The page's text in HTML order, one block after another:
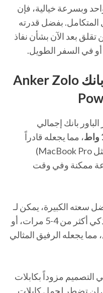
وبسرعة خيالية، فإن
المتكامل. بفضل قدرته
تقلق بعد الآن بشأن نفاذ
أو في السفر الطويل.
مميزات انكر زولو باوربانك Anker Zolo
الباور بانك إجمالي
، مما يجعله قادراً
على شحن أجهزة اللابتوب (مثل MacBook Pro)
ممكنة وفي وقت
سعته الكبيرة، يمكن لـ
شحن هاتفك الذكي أكثر من 4-5 مرات، أو
يجعله الرفيق المثالي
التصميم مزوداً بكابلات
لن تضطر لحمل كابلات